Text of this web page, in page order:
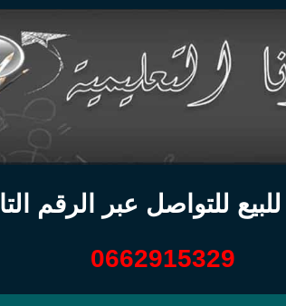
للبيع للتواصل عبر الرقم
0662915329